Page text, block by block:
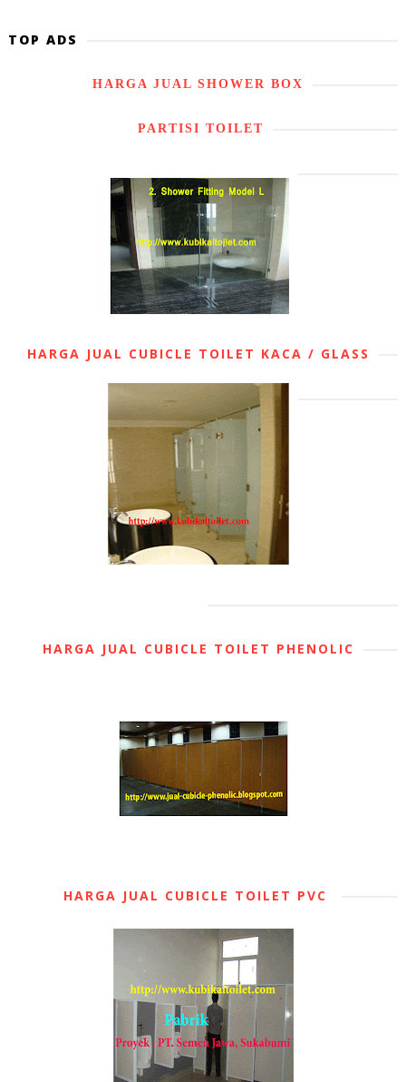
TOP ADS
HARGA JUAL SHOWER BOX
PARTISI TOILET
HARGA JUAL CUBICLE TOILET KACA / GLASS
HARGA JUAL CUBICLE TOILET PHENOLIC
HARGA JUAL CUBICLE TOILET PVC